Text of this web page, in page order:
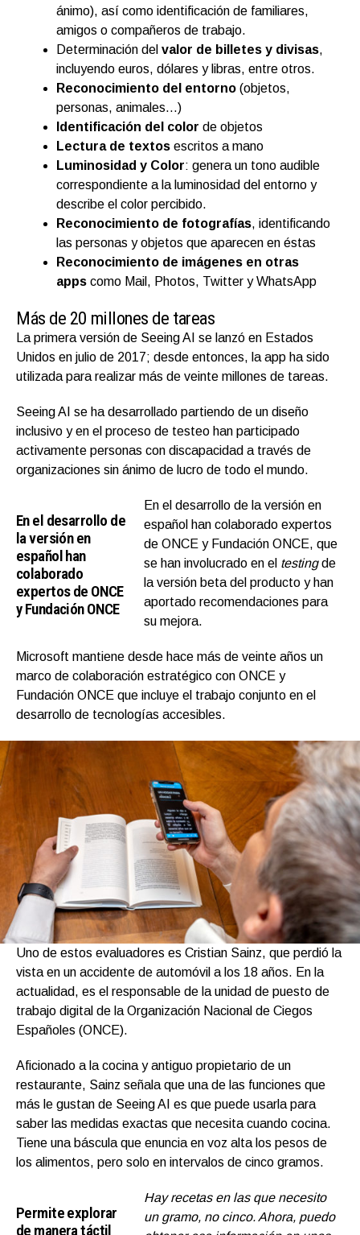
ánimo), así como identificación de familiares,
amigos o compañeros de trabajo.
Determinación del valor de billetes y divisas,
incluyendo euros, dólares y libras, entre otros.
Reconocimiento del entorno (objetos,
personas, animales…)
Identificación del color de objetos
Lectura de textos escritos a mano
Luminosidad y Color: genera un tono audible
correspondiente a la luminosidad del entorno y
describe el color percibido.
Reconocimiento de fotografías, identificando
las personas y objetos que aparecen en éstas
Reconocimiento de imágenes en otras
apps como Mail, Photos, Twitter y WhatsApp
Más de 20 millones de tareas
La primera versión de Seeing AI se lanzó en Estados
Unidos en julio de 2017; desde entonces, la app ha sido
utilizada para realizar más de veinte millones de tareas.
Seeing AI se ha desarrollado partiendo de un diseño
inclusivo y en el proceso de testeo han participado
activamente personas con discapacidad a través de
organizaciones sin ánimo de lucro de todo el mundo.
En el desarrollo de
la versión en
español han
colaborado
expertos de ONCE
y Fundación ONCE
En el desarrollo de la versión en
español han colaborado expertos
de ONCE y Fundación ONCE, que
se han involucrado en el testingde
la versión beta del producto y han
aportado recomendaciones para
su mejora.
Microsoft mantiene desde hace más de veinte años un
marco de colaboración estratégico con ONCE y
Fundación ONCE que incluye el trabajo conjunto en el
desarrollo de tecnologías accesibles.
Uno de estos evaluadores es Cristian Sainz, que perdió la
vista en un accidente de automóvil a los 18 años. En la
actualidad, es el responsable de la unidad de puesto de
trabajo digital de la Organización Nacional de Ciegos
Españoles (ONCE).
Aficionado a la cocina y antiguo propietario de un
restaurante, Sainz señala que una de las funciones que
más le gustan de Seeing AI es que puede usarla para
saber las medidas exactas que necesita cuando cocina.
Tiene una báscula que enuncia en voz alta los pesos de
los alimentos, pero solo en intervalos de cinco gramos.
Permite explorar
de manera táctil
Hay recetas en las que necesito
un gramo, no cinco. Ahora, puedo